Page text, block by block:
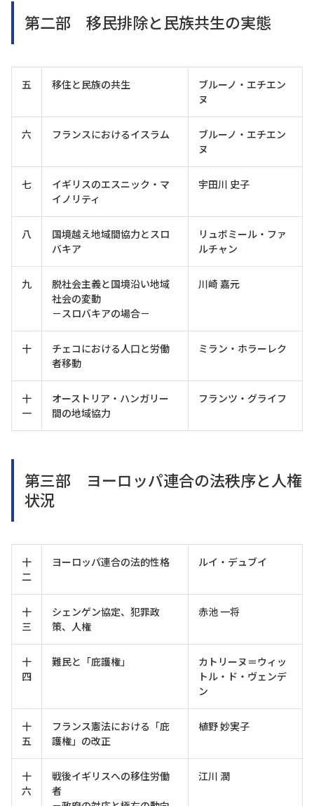
第二部 移民排除と民族共生の実態
五 移住と民族の共生
ブルーノ・エチエン
ヌ
六 フランスにおけるイスラム
ブルーノ・エチエン
ヌ
七
イギリスのエスニック・マ
イノリティ
宇田川 史子
八
国境越え地域間協力とスロ
バキア
リュボミール・ファ
ルチャン
九
脱社会主義と国境沿い地域
社会の変動
－スロバキアの場合－
川崎 嘉元
十
チェコにおける人口と労働
者移動
ミラン・ホラーレク
十
一
オーストリア・ハンガリー
間の地域協力
フランツ・グライフ
第三部 ヨーロッパ連合の法秩序と人権
状況
十
二
ヨーロッパ連合の法的性格 ルイ・デュブイ
十
三
シェンゲン協定、犯罪政
策、人権
赤池 一将
十
四
難民と「庇護権」
カトリーヌ＝ウィッ
トル・ド・ヴェンデ
ン
十
五
フランス憲法における「庇
護権」の改正
植野 妙実子
十
六
戦後イギリスへの移住労働
者
江川 潤